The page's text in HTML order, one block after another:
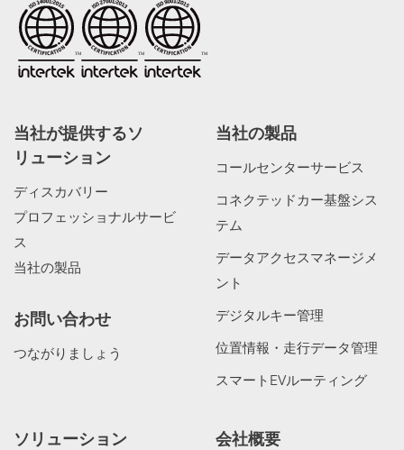
当社が提供するソ
リューション
ディスカバリー
プロフェッショナルサービ
ス
当社の製品
お問い合わせ
つながりましょう
当社の製品
コールセンターサービス
コネクテッドカー基盤シス
テム
データアクセスマネージメ
ント
デジタルキー管理
位置情報・走行データ管理
スマートEVルーティング
ソリューション 会社概要